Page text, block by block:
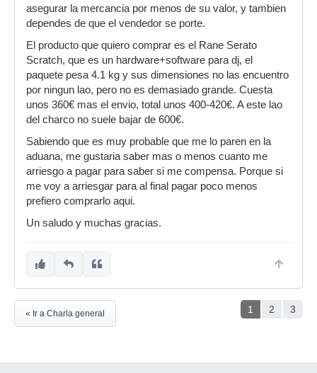
asegurar la mercancia por menos de su valor, y tambien
dependes de que el vendedor se porte.
El producto que quiero comprar es el Rane Serato
Scratch, que es un hardware+software para dj, el
paquete pesa 4.1 kg y sus dimensiones no las encuentro
por ningun lao, pero no es demasiado grande. Cuesta
unos 360€ mas el envio, total unos 400-420€. A este lao
del charco no suele bajar de 600€.
Sabiendo que es muy probable que me lo paren en la
aduana, me gustaria saber mas o menos cuanto me
arriesgo a pagar para saber si me compensa. Porque si
me voy a arriesgar para al final pagar poco menos
prefiero comprarlo aqui.
Un saludo y muchas gracias.
1 2 3
« Ir a Charla general